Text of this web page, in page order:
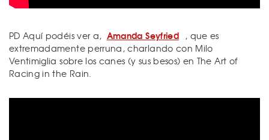
PD Aquí podéis ver a, Amanda Seyfried , que es
extremadamente perruna, charlando con Milo
Ventimiglia sobre los canes (y sus besos) en The Art of
Racing in the Rain.